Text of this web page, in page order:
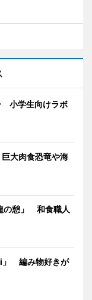
小学生向けラボ
大肉食恐竜や海
の憩」 和食職人
」 編み物好きが